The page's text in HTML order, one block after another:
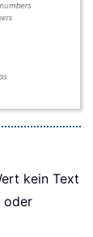
kein Text
oder